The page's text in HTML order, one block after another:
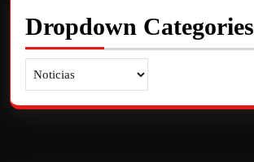
Dropdown Categories